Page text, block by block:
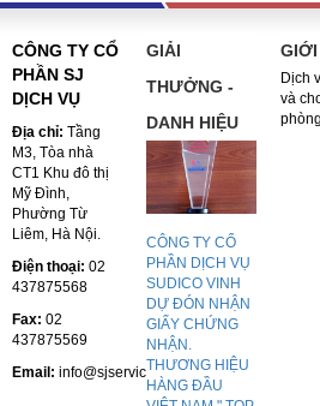
CÔNG TY CỔ
PHẦN SJ
DỊCH VỤ
Địa chỉ: Tầng
M3, Tòa nhà
CT1 Khu đô thị
Mỹ Đình,
Phường Từ
Liêm, Hà Nội.
Điện thoại: 02
437875568
Fax: 02
437875569
Email: info@sjservices.vn
GIẢI
THƯỞNG -
DANH HIỆU
CÔNG TY CỔ
PHẦN DỊCH VỤ
SUDICO VINH
DỰ ĐÓN NHẬN
GIẤY CHỨNG
NHẬN.
THƯƠNG HIỆU
HÀNG ĐẦU
Dịch
và
phòng